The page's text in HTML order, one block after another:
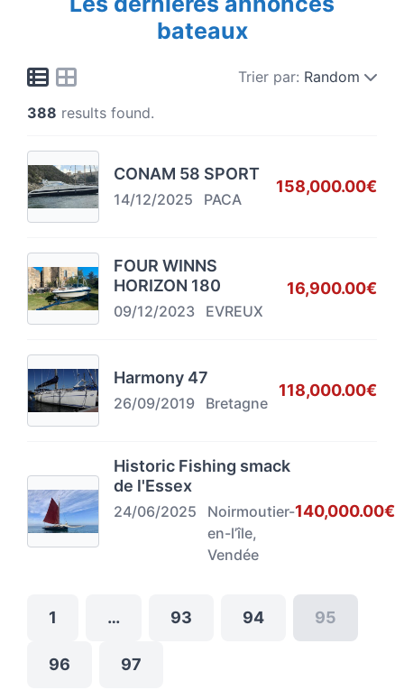
bateaux
Trier par: Random
388 results found.
CONAM 58 SPORT
14/12/2025 PACA
158,000.00€
FOUR WINNS
HORIZON 180
09/12/2023 EVREUX
16,900.00€
Harmony 47
26/09/2019 Bretagne
118,000.00€
Historic Fishing smack
de l'Essex
24/06/2025
Noirmoutier-
en-l’île,
Vendée
140,000.00€
1 … 93 94 95
96 97